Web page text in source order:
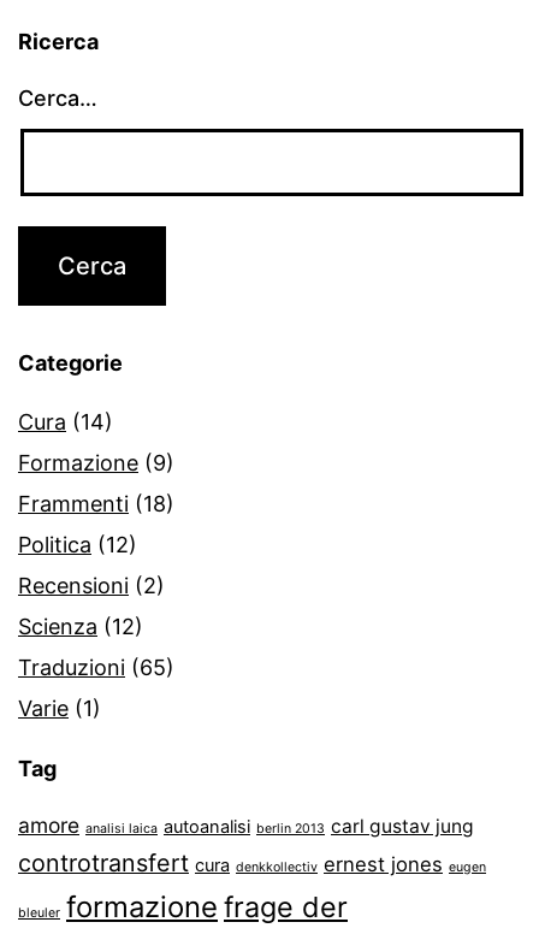
Ricerca
Cerca…
Categorie
Cura (14)
Formazione (9)
Frammenti (18)
Politica (12)
Recensioni (2)
Scienza (12)
Traduzioni (65)
Varie (1)
Tag
amore analisi laica autoanalisi berlin 2013 carl gustav jung
controtransfert cura denkkollectiv ernest jones eugen
bleuler formazione frage der